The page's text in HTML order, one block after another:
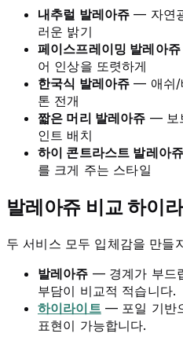
내추럴 발레아쥬 — 자연
러운 밝기
페이스프레이밍 발레아쥬
어 인상을 또렷하게
한국식 발레아쥬 — 애쉬/
톤 전개
짧은 머리 발레아쥬 — 보
인트 배치
하이 콘트라스트 발레아쥬
를 크게 주는 스타일
발레아쥬 비교 하이
두 서비스 모두 입체감을 만들
발레아쥬 — 경계가 부드
부담이 비교적 적습니다.
하이라이트— 포일 기반
표현이 가능합니다.